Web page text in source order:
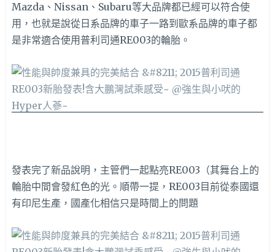
Mazda、Nissan、Subaru等大品牌都已經可以符合使
用，也就是說從日系品牌的車子一路到歐系品牌的車子都
是非常適合使用普利司通RE003的輪胎。
發表完了新品說明，主管們一起點亮RE003（其舞台上的
輪胎中間會發紅色的光。順帶一提，RE003目前從泰國還
有印尼生產，國產化相信只是時間上的問題